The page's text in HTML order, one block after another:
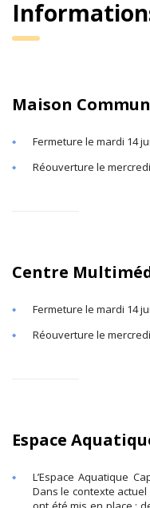
Maison
Fermeture le mardi 14
Réouverture le
Centre
Fermeture le mardi 14
Réouverture le
Espace
L’Espace Aquatique
Dans le contexte